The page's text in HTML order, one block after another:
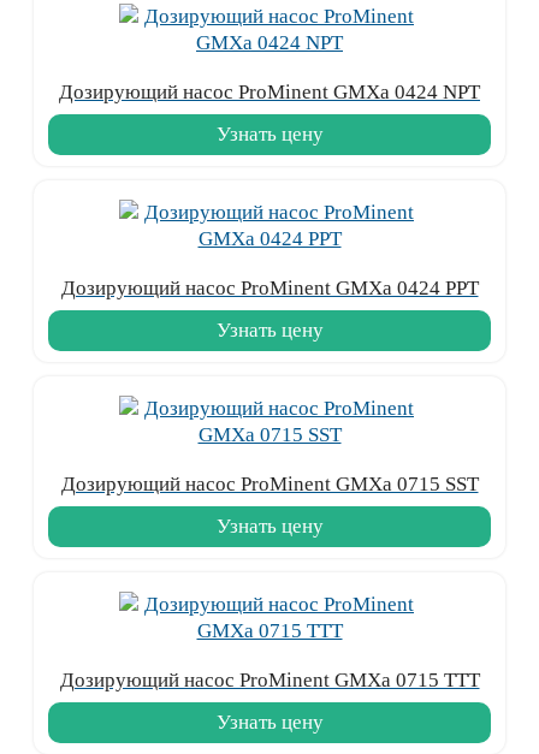
Дозирующий насос ProMinent GMXa 0424 NPT
Узнать цену
Дозирующий насос ProMinent GMXa 0424 PPT
Узнать цену
Дозирующий насос ProMinent GMXa 0715 SST
Узнать цену
Дозирующий насос ProMinent GMXa 0715 TTT
Узнать цену